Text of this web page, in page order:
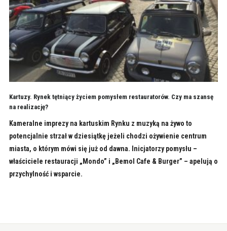
Kartuzy. Rynek tętniący życiem pomysłem restauratorów. Czy ma szansę
na realizację?
Kameralne imprezy na kartuskim Rynku z muzyką na żywo to
potencjalnie strzał w dziesiątkę jeżeli chodzi ożywienie centrum
miasta, o którym mówi się już od dawna. Inicjatorzy pomysłu –
właściciele restauracji „Mondo” i „Bemol Cafe & Burger” – apelują o
przychylność i wsparcie.